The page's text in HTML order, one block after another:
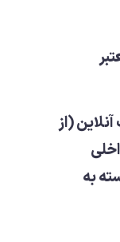
(از
به